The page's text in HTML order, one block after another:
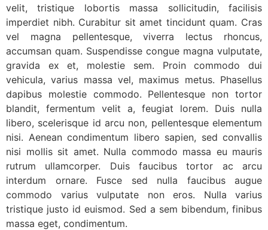
velit, tristique lobortis massa sollicitudin, facilisis
imperdiet nibh. Curabitur sit amet tincidunt quam. Cras
vel magna pellentesque, viverra lectus rhoncus,
accumsan quam. Suspendisse congue magna vulputate,
gravida ex et, molestie sem. Proin commodo dui
vehicula, varius massa vel, maximus metus. Phasellus
dapibus molestie commodo. Pellentesque non tortor
blandit, fermentum velit a, feugiat lorem. Duis nulla
libero, scelerisque id arcu non, pellentesque elementum
nisi. Aenean condimentum libero sapien, sed convallis
nisi mollis sit amet. Nulla commodo massa eu mauris
rutrum ullamcorper. Duis faucibus tortor ac arcu
interdum ornare. Fusce sed nulla faucibus augue
commodo varius vulputate non eros. Nulla varius
tristique justo id euismod. Sed a sem bibendum, finibus
massa eget, condimentum.